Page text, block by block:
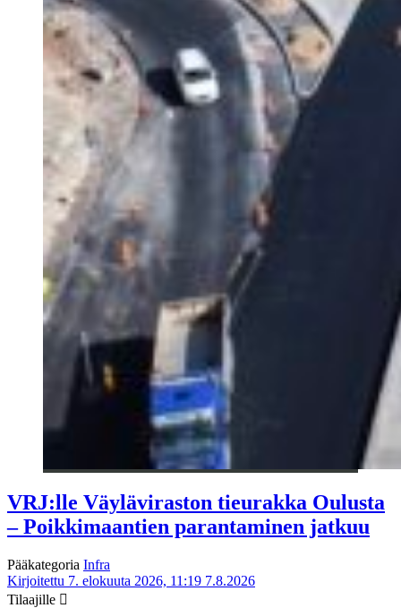
VRJ:lle Väyläviraston tieurakka Oulusta
– Poikkimaantien parantaminen jatkuu
Pääkategoria Infra
Kirjoitettu 7. elokuuta 2026, 11:19 7.8.2026
Tilaajille